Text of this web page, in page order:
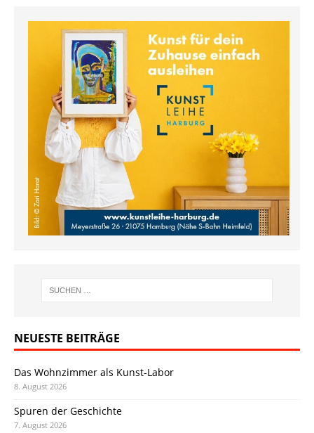
NEUESTE BEITRÄGE
Das Wohnzimmer als Kunst-Labor
8. August 2026
Spuren der Geschichte
7. August 2026